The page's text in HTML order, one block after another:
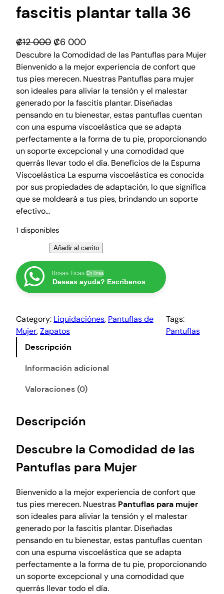
fascitis plantar talla 36
₡12 000 E
l
p
r
e
c
i
o
o
r
i
g
i
a
l
r
a
1
2
0
0
.
₡6 000E
l
p
r
e
c
i
o
a
c
t
u
a
s
₡
6
0
Descubre la Comodidad de las Pantuflas para Mujer
Bienvenido a la mejor experiencia de confort que
tus pies merecen. Nuestras Pantuflas para mujer
son ideales para aliviar la tensión y el malestar
generado por la fascitis plantar. Diseñadas
pensando en tu bienestar, estas pantuflas cuentan
con una espuma viscoelástica que se adapta
perfectamente a la forma de tu pie, proporcionando
un soporte excepcional y una comodidad que
querrás llevar todo el día. Beneficios de la Espuma
Viscoelástica La espuma viscoelástica es conocida
por sus propiedades de adaptación, lo que significa
que se moldeará a tus pies, brindando un soporte
efectivo…
1 disponibles
n
t
l
a
p
u
j
r
,
o
n
e
s
p
u
m
a
v
Añadir al carrito
Brisas Ticas En línea
Deseas ayuda? Escribenos
Category: Liquidaciónes, Pantuflas de
Mujer, Zapatos
Tags:
Pantuflas
Descripción
Información adicional
Valoraciones (0)
Descripción
Descubre la Comodidad de las
Pantuflas para Mujer
Bienvenido a la mejor experiencia de confort que
tus pies merecen. Nuestras Pantuflas para mujer
son ideales para aliviar la tensión y el malestar
generado por la fascitis plantar. Diseñadas
pensando en tu bienestar, estas pantuflas cuentan
con una espuma viscoelástica que se adapta
perfectamente a la forma de tu pie, proporcionando
un soporte excepcional y una comodidad que
querrás llevar todo el día.